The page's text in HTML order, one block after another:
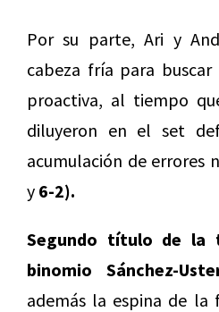
Por su parte, Ari y
cabeza fría para
proactiva, al tiempo
diluyeron en el set
acumulación de errores
y 6-2).
Segundo título de la
binomio Sánchez-
además la espina de la